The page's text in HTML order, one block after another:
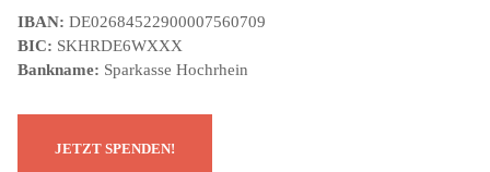
IBAN: DE02684522900007560709
BIC: SKHRDE6WXXX
Bankname: Sparkasse Hochrhein